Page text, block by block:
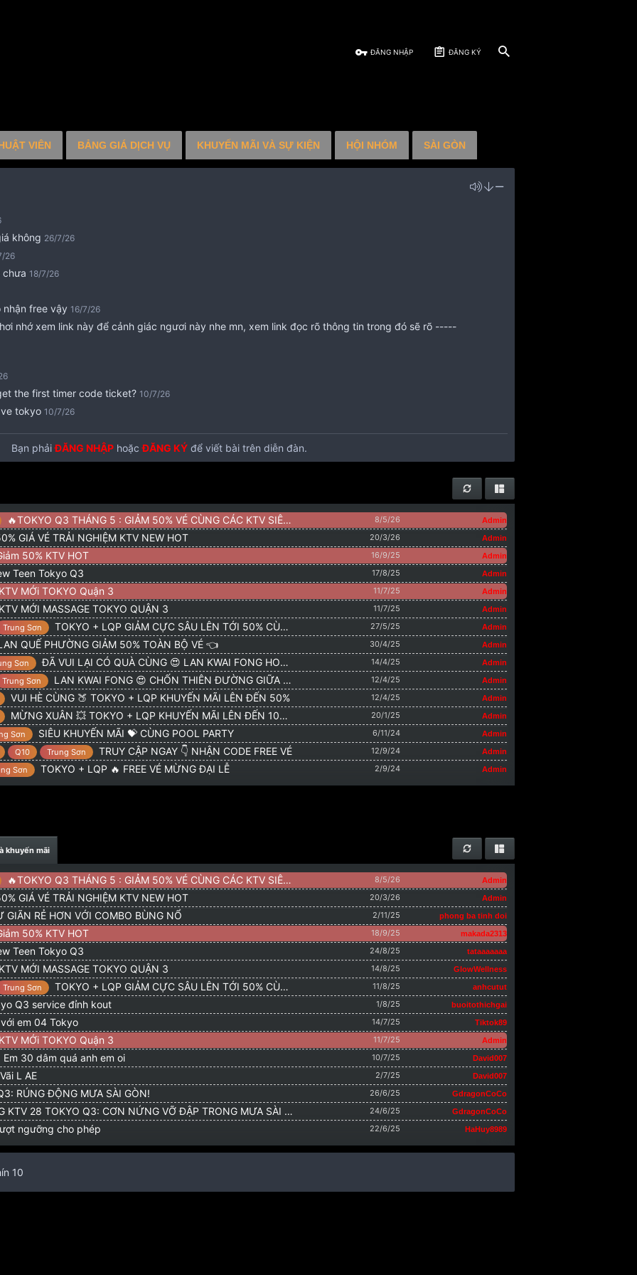
ĐĂNG NHẬP ĐĂNG KÝ
VIÊN BẢNG GIÁ DỊCH VỤ KHUYẾN MÃI VÀ SỰ KIỆN HỘI NHÓM SÀI GÒN
không 26/7/26
26
chưa 18/7/26
nhận free vậy 16/7/26
nhớ xem link này để cảnh giác ngươi này nhe mn, xem link đọc rõ thông tin trong đó sẽ rõ -----
the first timer code ticket? 10/7/26
tokyo 10/7/26
nghiệm bé số 5 cho em xin rv 6/7/26
free vậy ae 25/6/26
vé 22/5/26
sa .p9.Q3) Giảm 50% code vé KTV 11,22,05 ( new, xinh) Liên hệ Hotline : 0933109839
23/4/26
50% KTV NEW HOT - AE LIÊN HỆ HOTLINE 0933109839
gia ve ko ad 20/1/26
Bạn phảiĐĂNG NHẬP hoặcĐĂNG KÝ để viết bài trên diễn đàn.
🔥TOKYO Q3 THÁNG 5 : GIẢM 50% VÉ CÙNG CÁC KTV SIÊU HOT 8/5/26 Admin
GIÁ VÉ TRẢI NGHIỆM KTV NEW HOT 20/3/26 Admin
50% KTV HOT 16/9/25 Admin
Teen Tokyo Q3 17/8/25 Admin
MỚi TOKYO Quận 3 11/7/25 Admin
MỚI MASSAGE TOKYO QUẬN 3 11/7/25 Admin
Trung Sơn TOKYO + LQP GIẢM CỰC SÂU LÊN TỚI 50% CÙNG CODE FREE 27/5/25 Admin
QUẾ PHƯỜNG GIẢM 50% TOÀN BỘ VÉ 👈 30/4/25 Admin
Sơn ĐÃ VUI LẠI CÓ QUÀ CÙNG 😍 LAN KWAI FONG HOTEL 14/4/25 Admin
Trung Sơn LAN KWAI FONG 😍 CHỐN THIÊN ĐƯỜNG GIỮA LÒNG THÀNH PHỐ 12/4/25 Admin
VUI HÈ CÙNG 🍑 TOKYO + LQP KHUYẾN MÃI LÊN ĐẾN 50% 12/4/25 Admin
MỪNG XUÂN 💥 TOKYO + LQP KHUYẾN MÃI LÊN ĐẾN 100% 💥 20/1/25 Admin
Sơn SIÊU KHUYẾN MÃI 💝 CÙNG POOL PARTY 6/11/24 Admin
Q10 Trung Sơn TRUY CẬP NGAY 👇 NHẬN CODE FREE VÉ 12/9/24 Admin
Sơn TOKYO + LQP 🔥 FREE VÉ MỪNG ĐẠI LỄ 2/9/24 Admin
khuyến mãi
🔥TOKYO Q3 THÁNG 5 : GIẢM 50% VÉ CÙNG CÁC KTV SIÊU HOT 8/5/26 Admin
GIÁ VÉ TRẢI NGHIỆM KTV NEW HOT 20/3/26 Admin
GIÃN RẺ HƠN VỚI COMBO BÙNG NỔ 2/11/25 phong ba tinh doi
50% KTV HOT 18/9/25 makada2313
Teen Tokyo Q3 24/8/25 tataaaaaaa
MỚI MASSAGE TOKYO QUẬN 3 14/8/25 GlowWellness
Trung Sơn TOKYO + LQP GIẢM CỰC SÂU LÊN TỚI 50% CÙNG CODE FREE 11/8/25 anhcutut
Q3 service đỉnh kout 1/8/25 buoitothichgai
em 04 Tokyo 14/7/25 Tiktok89
MỚi TOKYO Quận 3 11/7/25 Admin
Em 30 dâm quá anh em oi 10/7/25 David007
L AE 2/7/25 David007
RÚNG ĐỘNG MƯA SÀI GÒN! 26/6/25 GdragonCoCo
KTV 28 TOKYO Q3: CƠN NỨNG VỠ ĐẬP TRONG MƯA SÀI Gon 24/6/25 GdragonCoCo
ngưỡng cho phép 22/6/25 HaHuy8989
10